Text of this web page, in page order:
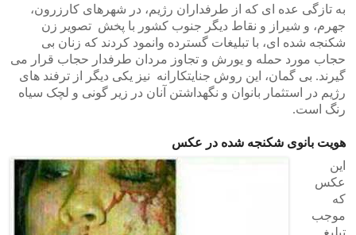
به تازگی عده ای که از طرفداران رژیم، در شهرهای کارزرون،
جهرم، و شیراز و نقاط دیگر جنوب کشور با پخش تصویر زن
شکنجه شده ای، با تبلیغات گسترده وانمود کردند که زنان بی
حجاب مورد حمله و یورش و تجاوز مردان طرفدار حجاب قرار می
گیرند. بی گمان، این روش جنایتکارانه نیز یکی دیگر از ترفند های
رژیم در استثمار بانوان و نگهداشتن آنان در زیر گونی و لچک سیاه
رنگ است.
هویت بانوی شکنجه شده در عکس
این
عکس
که
موجب